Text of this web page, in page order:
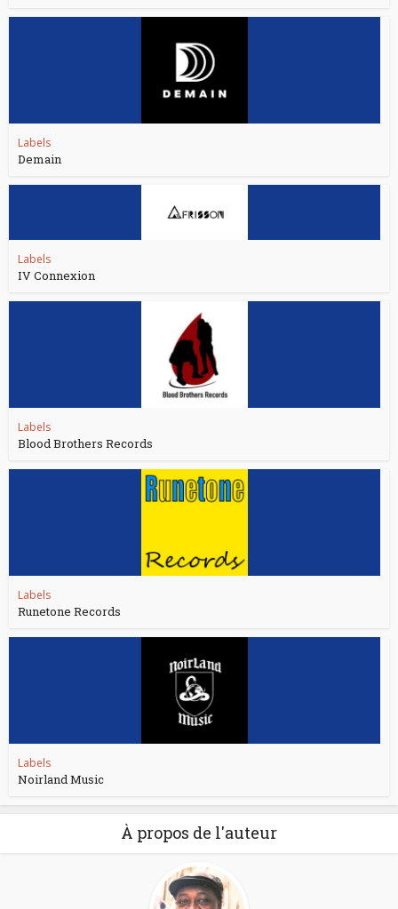
Labels
Demain
Labels
IV Connexion
Labels
Blood Brothers Records
Labels
Runetone Records
Labels
Noirland Music
À propos de l'auteur